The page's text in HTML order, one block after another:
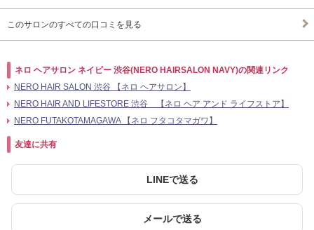
このサロンのすべての口コミを見る
ネロ ヘアサロン ネイビー 渋谷(NERO HAIRSALON NAVY)の関連リンク
NERO HAIR SALON 渋谷 【ネロ ヘアサロン】
NERO HAIR AND LIFESTORE 渋谷 【ネロ ヘア アンド ライフストア】
NERO FUTAKOTAMAGAWA 【ネロ フタコタマガワ】
友達に共有
LINEで送る
メールで送る